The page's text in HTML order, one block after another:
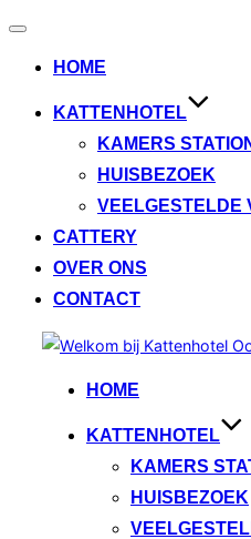
Toggle
HOME
KATTENHOTEL
KAMERS
HUISBEZOEK
VEELGESTELDE
CATTERY
OVER ONS
CONTACT
HOME
KATTENHOTEL
KAMERS
HUISBEZOEK